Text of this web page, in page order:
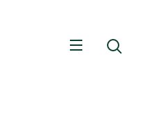
Meny